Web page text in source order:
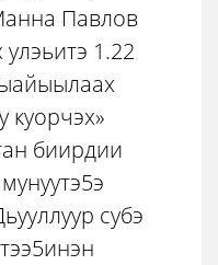
Павлов
улэьитэ 1.22
куорчэх»
биирдии
субэ